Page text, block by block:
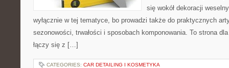
się wokół dekoracji
wyłącznie w tej tematyce, bo prowadzi także do praktycznych
sezonowości, trwałości i sposobach komponowania. To strona
łączy się z […]
CATEGORIES: CAR DETAILING I KOSMETYKA